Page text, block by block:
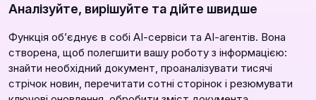
Аналізуйте, вирішуйте та дійте швидше
Функція обʼєднує в собі АІ-сервіси та АІ-агентів. Вона
створена, щоб полегшити вашу роботу з інформацією:
знайти необхідний документ, проаналізувати тисячі
стрічок новин, перечитати сотні сторінок і резюмувати